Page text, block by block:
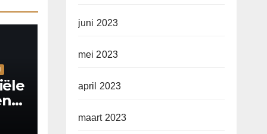
juni 2023
mei 2023
april 2023
maart 2023